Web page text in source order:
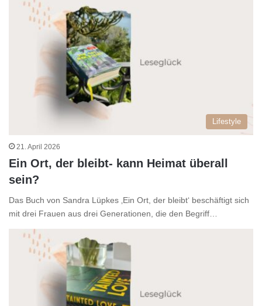
Lifestyle
21. April 2026
Ein Ort, der bleibt- kann Heimat überall
sein?
Das Buch von Sandra Lüpkes ‚Ein Ort, der bleibt‘ beschäftigt sich
mit drei Frauen aus drei Generationen, die den Begriff…